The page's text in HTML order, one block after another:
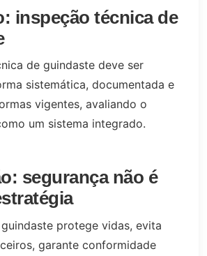
inspeção técnica de
de guindaste deve ser
sistemática, documentada e
vigentes, avaliando o
um sistema integrado.
segurança não é
protege vidas, evita
garante conformidade